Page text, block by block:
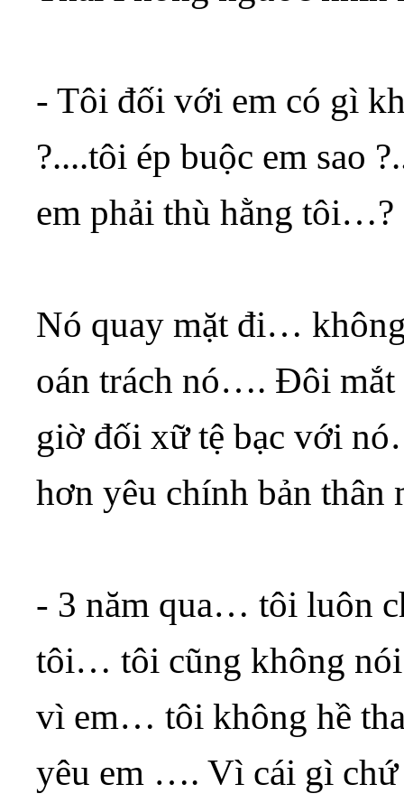
- Tôi đối với em có gì
?....tôi ép buộc em sao
em phải thù hằng tôi…?
Nó quay mặt đi…
oán trách nó…. Đôi mắt
giờ đối xữ tệ bạc với
hơn yêu chính bản
- 3 năm qua… tôi luôn
tôi… tôi cũng không
vì em… tôi không hề
yêu em …. Vì cái gì